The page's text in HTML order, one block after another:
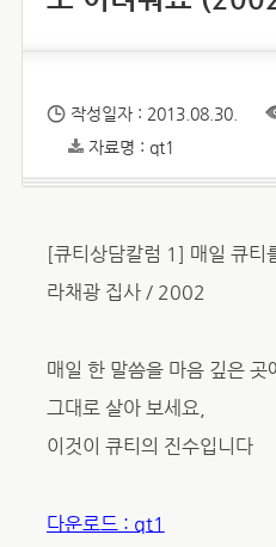
작성일자 : 2013.08.30.
자료명 : qt1
[큐티상담칼럼 1] 매일 큐티
라채광 집사 / 2002
매일 한 말씀을 마음 깊은 곳
그대로 살아 보세요,
이것이 큐티의 진수입니다
다운로드 : qt1